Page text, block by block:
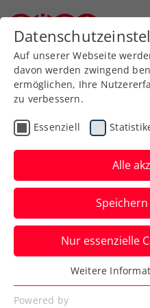
Zurück zur
Davis Cup
Duell mit
Lösbare
Davis-Cup-
Österreichs Herren
Außenseiter in die
Skandinaviern.
Verfasst von: Manuel Wachta,
Auf unserer Webseite
davon werden zwingend
ermöglichen, Ihre
zu verbessern.
Essenziell
Alle
Nur essenzielle
Essenziell
Essenzielle Cookies
Weitere
Powered by